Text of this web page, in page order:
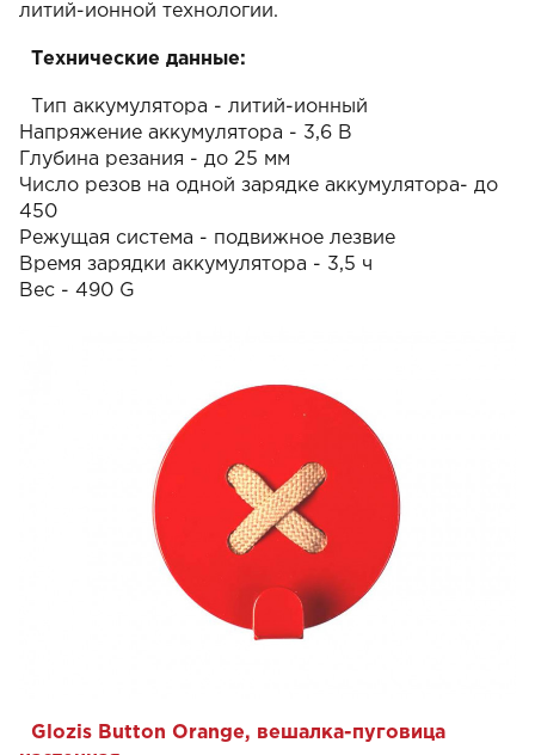
литий-ионной технологии.
Технические данные:
Тип аккумулятора - литий-ионный
Напряжение аккумулятора - 3,6 В
Глубина резания - до 25 мм
Число резов на одной зарядке аккумулятора- до
450
Режущая система - подвижное лезвие
Время зарядки аккумулятора - 3,5 ч
Вес - 490 G
Glozis Button Orange, вешалка-пуговица